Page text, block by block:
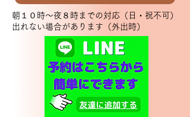
朝１０時～夜８時までの対応（日・祝不可）
出れない場合があります（外出時）